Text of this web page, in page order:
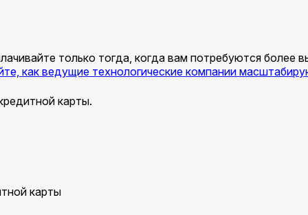
только тогда, когда вам потребуются
как ведущие технологические компании
карты.
карты